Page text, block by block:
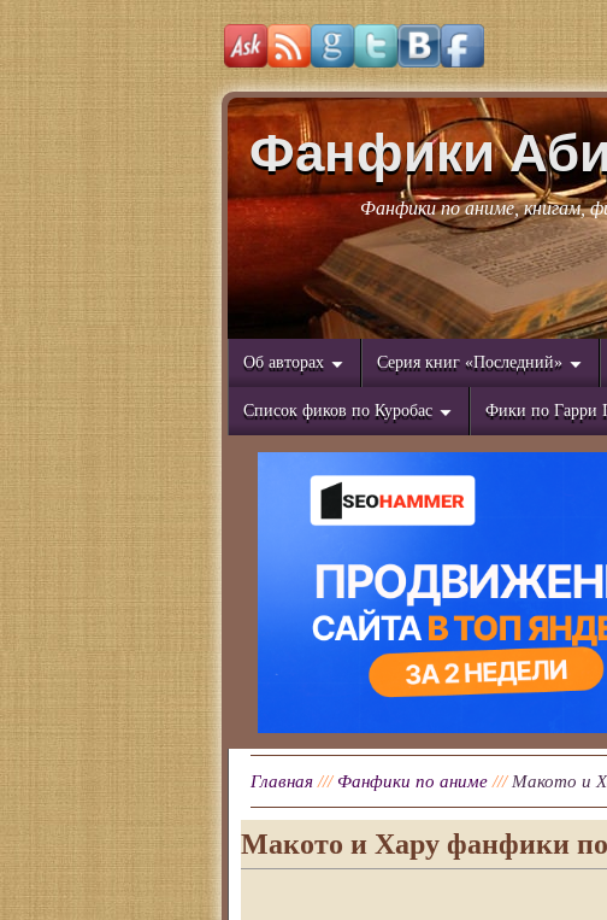
Фанфики
Фанфики по аниме, книгам,
Об авторах Серия книг «Последний»
Список фиков по Куробас Фики по Гарри
Главная /// Фанфики по аниме /// Макото и
Макото и Хару фанфики